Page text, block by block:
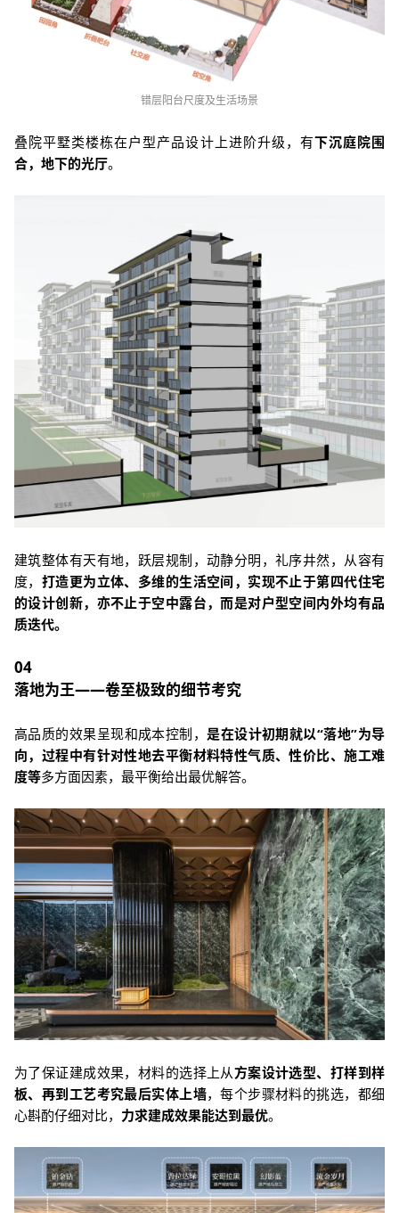
错层阳台尺度及生活场景
叠院平墅类楼栋在户型产品设计上进阶升级，有下沉庭院围
合，地下的光厅。
建筑整体有天有地，跃层规制，动静分明，礼序井然，从容有
度， 打造更为立体、多维的生活空间，实现不止于第四代住宅
的设计创新，亦不止于空中露台，而是对户型空间内外均有品
质迭代。
04
落地为王——卷至极致的细节考究
高品质的效果呈现和成本控制，是在设计初期就以“落地”为导
向，过程中有针对性地去平衡材料特性气质、性价比、施工难
度等多方面因素，最平衡给出最优解答。
为了保证建成效果，材料的选择上从方案设计选型、打样到样
板、再到工艺考究最后实体上墙，每个步骤材料的挑选，都细
心斟酌仔细对比， 力求建成效果能达到最优。